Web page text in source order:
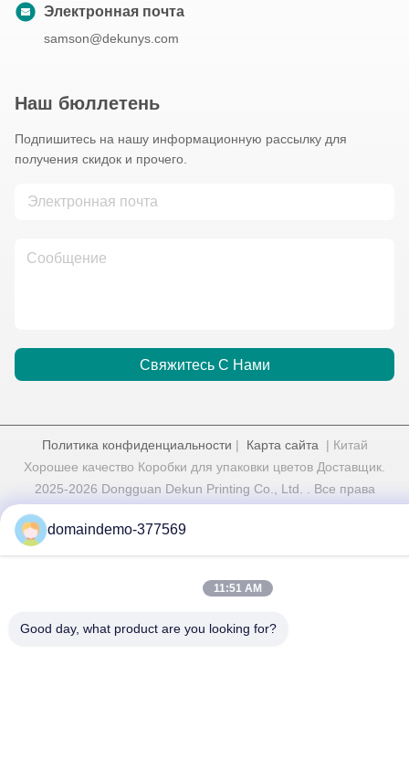
Электронная почта
samson@dekunys.com
Наш бюллетень
Подпишитесь на нашу информационную рассылку для
получения скидок и прочего.
Свяжитесь С Нами
Политика конфиденциальности | Карта сайта | Китай
Хорошее качество Коробки для упаковки цветов Доставщик.
2025-2026 Dongguan Dekun Printing Co., Ltd. . Все права
domaindemo-377569
11:51 AM
Good day, what product are you looking for?